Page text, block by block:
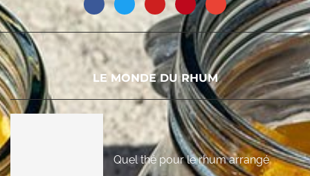
LE MONDE DU RHUM
Quel thé pour le rhum arrangé